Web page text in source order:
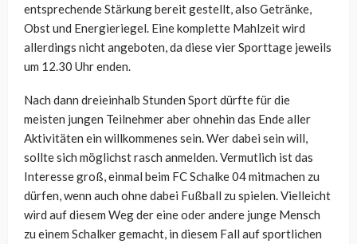
entsprechende Stärkung bereit gestellt, also Getränke,
Obst und Energieriegel. Eine komplette Mahlzeit wird
allerdings nicht angeboten, da diese vier Sporttage jeweils
um 12.30 Uhr enden.
Nach dann dreieinhalb Stunden Sport dürfte für die
meisten jungen Teilnehmer aber ohnehin das Ende aller
Aktivitäten ein willkommenes sein. Wer dabei sein will,
sollte sich möglichst rasch anmelden. Vermutlich ist das
Interesse groß, einmal beim FC Schalke 04 mitmachen zu
dürfen, wenn auch ohne dabei Fußball zu spielen. Vielleicht
wird auf diesem Weg der eine oder andere junge Mensch
zu einem Schalker gemacht, in diesem Fall auf sportlichen